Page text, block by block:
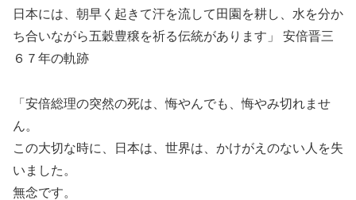
日本には、朝早く起きて汗を流して田園を耕し、水を分か
ち合いながら五穀豊穣を祈る伝統があります」 安倍晋三
６７年の軌跡
「安倍総理の突然の死は、悔やんでも、悔やみ切れませ
ん。
この大切な時に、日本は、世界は、かけがえのない人を失
いました。
無念です。